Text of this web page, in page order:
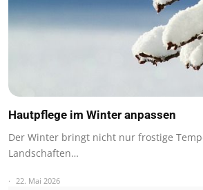
Hautpflege im Winter anpassen
Der Winter bringt nicht nur frostige
Landschaften…
22. Mai 2026